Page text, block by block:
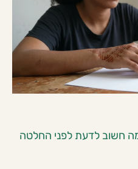
מה חשוב לדעת לפני החלטה